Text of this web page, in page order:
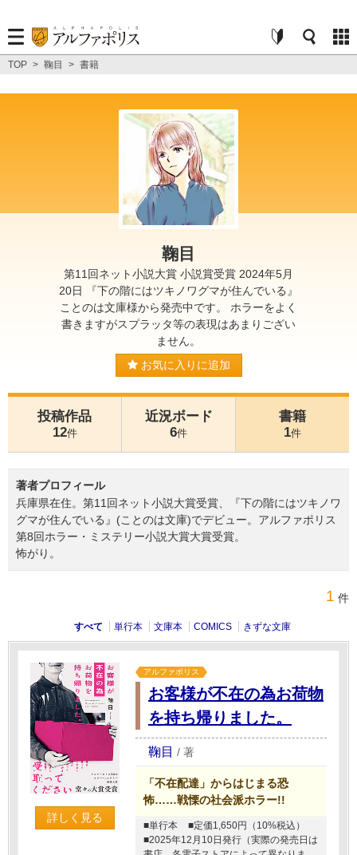
TOP > 鞠目 > 書籍
鞠目
第11回ネット小説大賞 小説賞受賞 2024年5月
20日 『下の階にはツキノワグマが住んでいる』
ことのは文庫様から発売中です。 ホラーをよく
書きますがスプラッタ等の表現はあまりござい
ません。
お気に入りに追加
投稿作品
12件
近況ボード
6件
書籍
1件
著者プロフィール
兵庫県在住。第11回ネット小説大賞受賞、『下の階にはツキノワ
グマが住んでいる』(ことのは文庫)でデビュー。アルファポリス
第8回ホラー・ミステリー小説大賞大賞受賞。
怖がり。
1 件
すべて 単行本 文庫本 COMICS きずな文庫
詳しく見る
アルファポリス
お客様が不在の為お荷物
を持ち帰りました。
鞠目 / 著
「不在配達」からはじまる恐
怖……戦慄の社会派ホラー!!
■単行本
■定価1,650円（10%税込）
■2025年12月10日発行（実際の発売日は